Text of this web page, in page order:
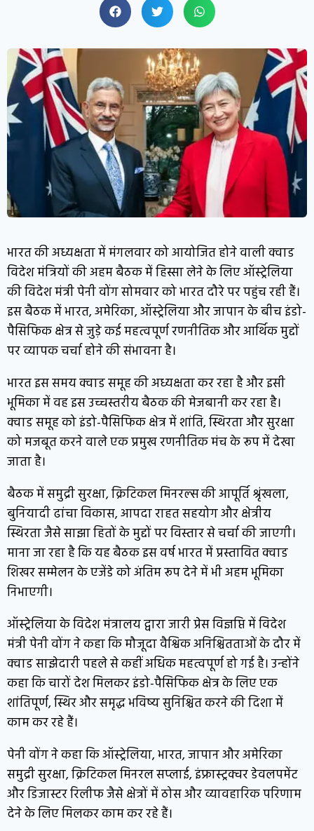
भारत की अध्यक्षता में मंगलवार को आयोजित होने वाली क्वाड
विदेश मंत्रियों की अहम बैठक में हिस्सा लेने के लिए ऑस्ट्रेलिया
की विदेश मंत्री पेनी वोंग सोमवार को भारत दौरे पर पहुंच रही हैं।
इस बैठक में भारत, अमेरिका, ऑस्ट्रेलिया और जापान के बीच इंडो-
पैसिफिक क्षेत्र से जुड़े कई महत्वपूर्ण रणनीतिक और आर्थिक मुद्दों
पर व्यापक चर्चा होने की संभावना है।
भारत इस समय क्वाड समूह की अध्यक्षता कर रहा है और इसी
भूमिका में वह इस उच्चस्तरीय बैठक की मेजबानी कर रहा है।
क्वाड समूह को इंडो-पैसिफिक क्षेत्र में शांति, स्थिरता और सुरक्षा
को मजबूत करने वाले एक प्रमुख रणनीतिक मंच के रूप में देखा
जाता है।
बैठक में समुद्री सुरक्षा, क्रिटिकल मिनरल्स की आपूर्ति श्रृंखला,
बुनियादी ढांचा विकास, आपदा राहत सहयोग और क्षेत्रीय
स्थिरता जैसे साझा हितों के मुद्दों पर विस्तार से चर्चा की जाएगी।
माना जा रहा है कि यह बैठक इस वर्ष भारत में प्रस्तावित क्वाड
शिखर सम्मेलन के एजेंडे को अंतिम रूप देने में भी अहम भूमिका
निभाएगी।
ऑस्ट्रेलिया के विदेश मंत्रालय द्वारा जारी प्रेस विज्ञप्ति में विदेश
मंत्री पेनी वोंग ने कहा कि मौजूदा वैश्विक अनिश्चितताओं के दौर में
क्वाड साझेदारी पहले से कहीं अधिक महत्वपूर्ण हो गई है। उन्होंने
कहा कि चारों देश मिलकर इंडो-पैसिफिक क्षेत्र के लिए एक
शांतिपूर्ण, स्थिर और समृद्ध भविष्य सुनिश्चित करने की दिशा में
काम कर रहे हैं।
पेनी वोंग ने कहा कि ऑस्ट्रेलिया, भारत, जापान और अमेरिका
समुद्री सुरक्षा, क्रिटिकल मिनरल सप्लाई, इंफ्रास्ट्रक्चर डेवलपमेंट
और डिजास्टर रिलीफ जैसे क्षेत्रों में ठोस और व्यावहारिक परिणाम
देने के लिए मिलकर काम कर रहे हैं।